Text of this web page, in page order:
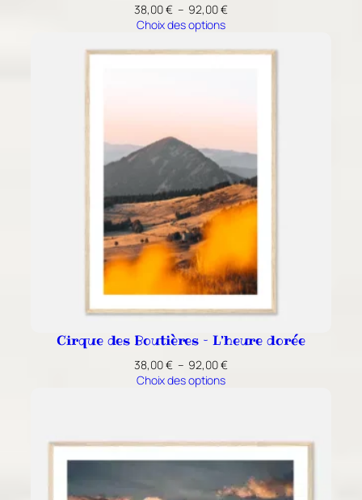
38,00€ – 92,00€Plage
38,00 €
Choix des options
Cirque des Boutières – L’heure dorée
38,00€ – 92,00€Plage
92,00 €
Choix des options